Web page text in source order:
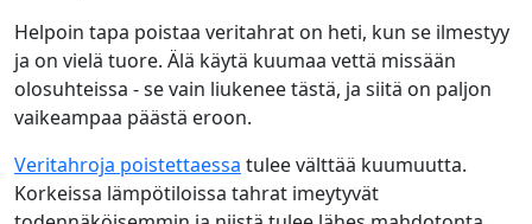
Helpoin tapa poistaa veritahrat on heti, kun se ilmestyy
ja on vielä tuore. Älä käytä kuumaa vettä missään
olosuhteissa - se vain liukenee tästä, ja siitä on paljon
vaikeampaa päästä eroon.
Veritahroja poistettaessa tulee välttää kuumuutta.
Korkeissa lämpötiloissa tahrat imeytyvät